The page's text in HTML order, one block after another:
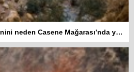
PKK silah bırakma törenini neden Casene Mağarası’nda yaptı?